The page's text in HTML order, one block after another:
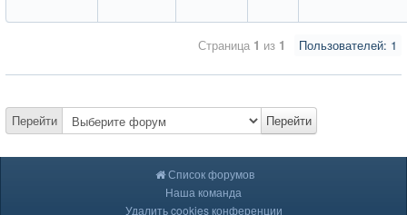
Пользователей: 1
Страница 1 из 1
Перейти Перейти
Список форумов
Наша команда
Удалить cookies конференции